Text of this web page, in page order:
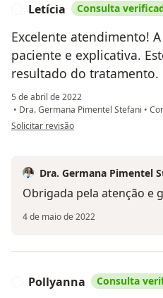
Letícia Consulta
Excelente atendimento!
paciente e explicativa.
resultado do tratamento.
5 de abril de 2022
• Dra. Germana Pimentel Stefani •
na opinião do utilizador Letícia
Solicitar revisão
Dra. Germana Pimentel
Obrigada pela atenção e
4 de maio de 2022
Pollyanna Consulta